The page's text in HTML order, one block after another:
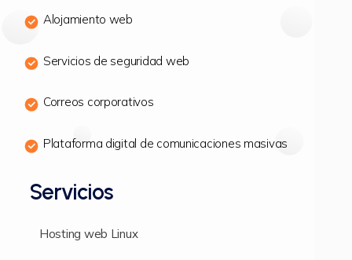
Alojamiento web
Servicios de seguridad web
Correos corporativos
Plataforma digital de comunicaciones masivas
Servicios
Hosting web Linux